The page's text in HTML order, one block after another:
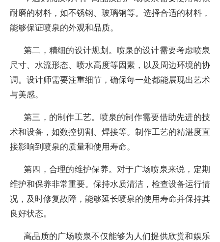
耐磨的材料，如不锈钢、玻璃钢等。选择合适的材料，
能够保证喷泉的外观和品质。
第二，精细的设计规划。喷泉的设计需要考虑喷泉
尺寸、水流形态、喷水高度等因素，以及周边环境的协
调。设计师需要注重细节，确保每一处都能展现出艺术
与美感。
第三，的制作工艺。喷泉的制作需要借助先进的技
术和设备，如数控切割、焊接等。制作工艺的精湛度直
接影响到喷泉的质量和使用寿命。
第四，合理的维护保养。对于广场喷泉来说，定期
维护和保养非常重要。保持水质清洁，检查设备运行情
况，及时修复故障，能够延长喷泉的使用寿命并保持其
良好状态。
高品质的广场喷泉不仅能够为人们提供欣赏和娱乐